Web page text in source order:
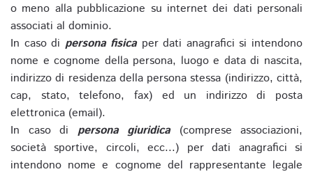
o meno alla pubblicazione su internet dei dati personali
associati al dominio.
In caso di persona fisicaper dati anagrafici si intendono
nome e cognome della persona, luogo e data di nascita,
indirizzo di residenza della persona stessa (indirizzo, città,
cap, stato, telefono, fax) ed un indirizzo di posta
elettronica (email).
In caso di persona giuridica(comprese associazioni,
società sportive, circoli, ecc...) per dati anagrafici si
intendono nome e cognome del rappresentante legale